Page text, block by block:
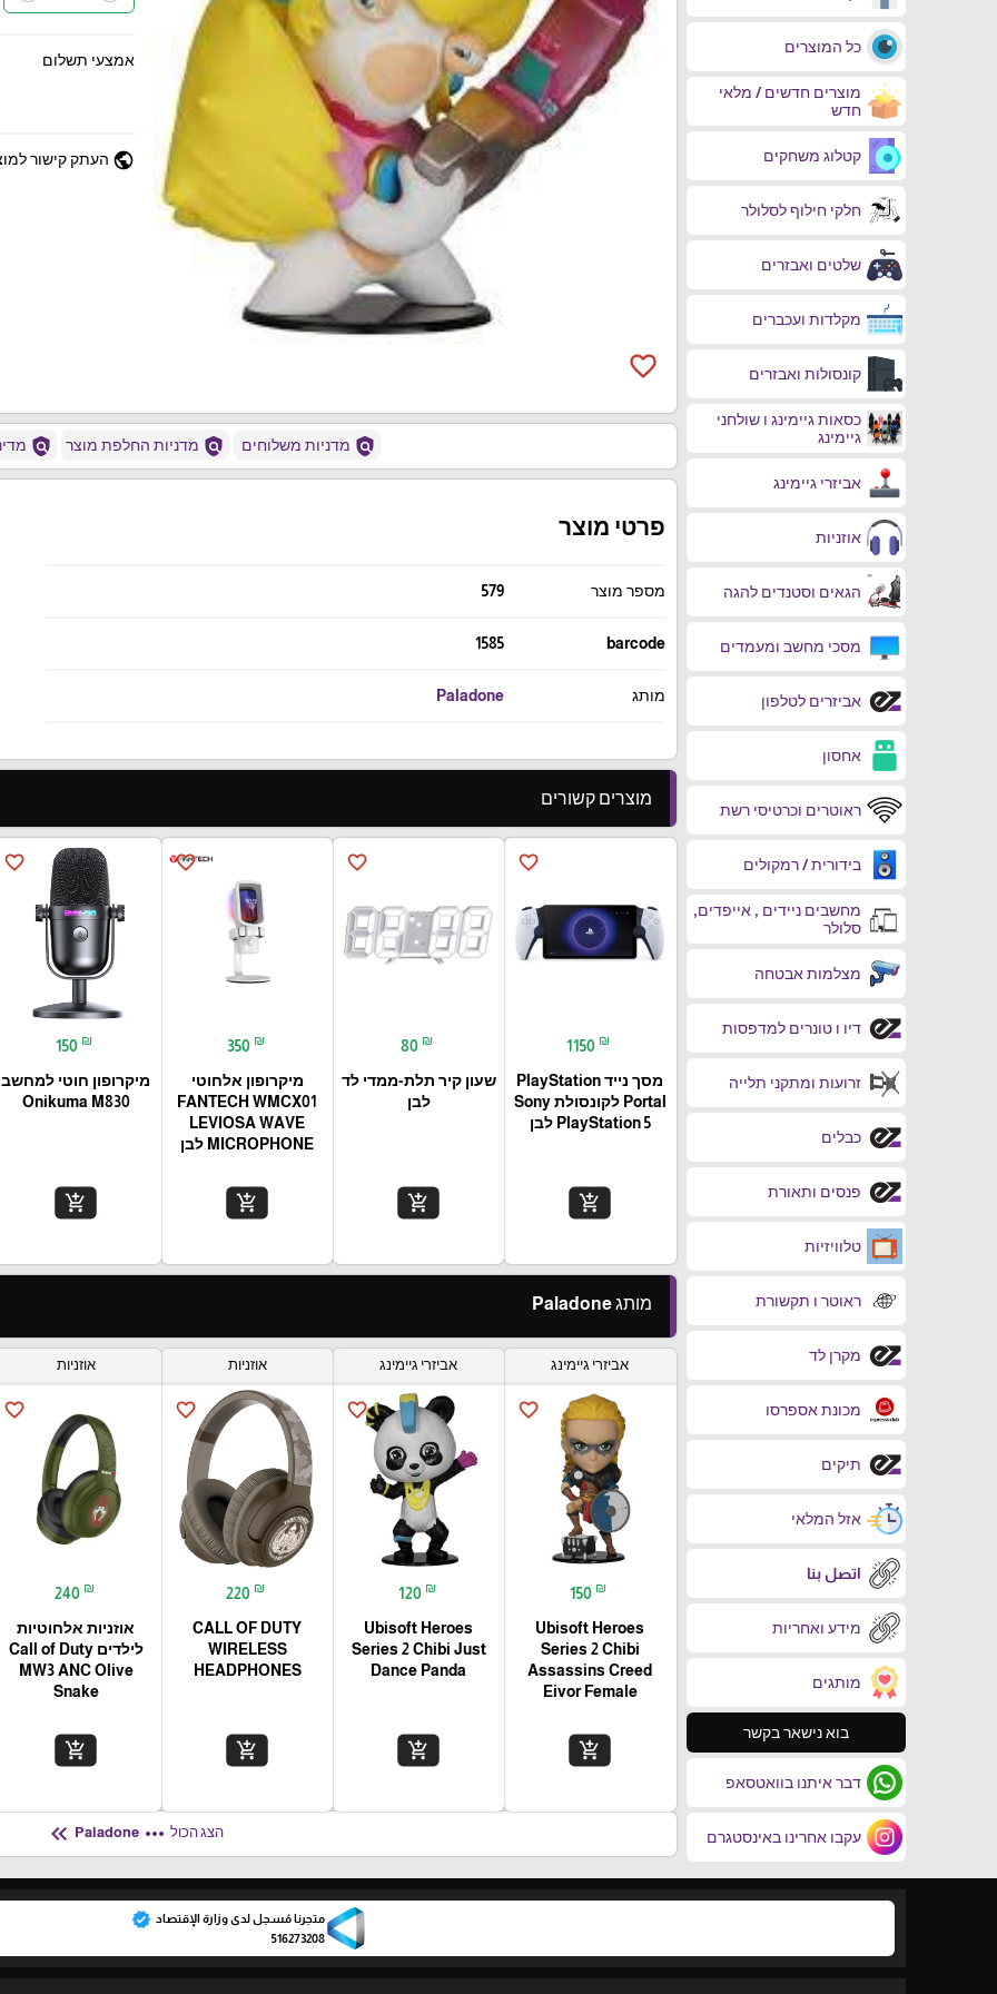
כל המוצרים
מוצרים חדשים / מלאי
חדש
קטלוג משחקים
חלקי חילוף לסלולר
שלטים ואבזרים
מקלדות ועכברים
קונסולות ואבזרים
כסאות גיימינג ו שולחני
גיימינג
אביזרי גיימינג
אוזניות
הגאים וסטנדים להגה
מסכי מחשב ומעמדים
אביזרים לטלפון
אחסון
ראוטרים וכרטיסי רשת
בידורית / רמקולים
מחשבים ניידים , אייפדים,
סלולר
מצלמות אבטחה
דיו ו טונרים למדפסות
זרועות ומתקני תלייה
כבלים
פנסים ותאורת
טלוויזיות
ראוטר ו תקשורת
מקרן לד
מכונת אספרסו
תיקים
אזל המלאי
اتصل بنا
מידע ואחריות
מותגים
בוא נישאר בקשר
דבר איתנו בוואטסאפ
עקבו אחרינו באינסטגרם
favorite_border
אמצעי תשלום
public העתק קישור
policy מדניות משלוחים policy מדניות החלפת מוצר policy
פרטי מוצר
מספר מוצר 579
barcode
1585
מותג Paladone
מוצרים קשורים
favorite_border
1150 ₪
מסך נייד PlayStation
Portal‎ לקונסולת Sony
PlayStation 5 לבן
add_shopping_cart
favorite_border
80 ₪
שעון קיר תלת-ממדי לד
לבן
add_shopping_cart
favorite_border
350 ₪
מיקרופון אלחוטי
FANTECH WMCX01
LEVIOSA WAVE
MICROPHONE לבן
add_shopping_cart
favorite_border
150 ₪
מיקרופון חוטי למחשב
Onikuma M830
add_shopping_cart
מותג Paladone
אביזרי גיימינג
favorite_border
150 ₪
Ubisoft Heroes
Series 2 Chibi
Assassins Creed
Eivor Female
add_shopping_cart
אביזרי גיימינג
favorite_border
120 ₪
Ubisoft Heroes
Series 2 Chibi Just
Dance Panda
add_shopping_cart
אוזניות
favorite_border
220 ₪
CALL OF DUTY
WIRELESS
HEADPHONES
add_shopping_cart
אוזניות
favorite_border
240 ₪
אוזניות אלחוטיות
לילדים Call of Duty
MW3 ANC Olive
Snake
add_shopping_cart
הצג הכול more_horiz
Paladone
keyboard_double_arrow_left
متجرنا مُسجل لدى وزارة الإقتصاد verified
516273208